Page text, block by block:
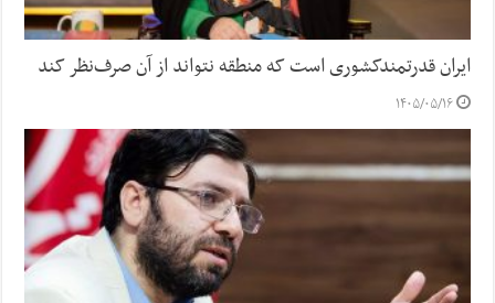
ایران قدرتمندکشوری است که منطقه نتواند از آن صرف‌نظر کند
۱۴۰۵/۰۵/۱۶